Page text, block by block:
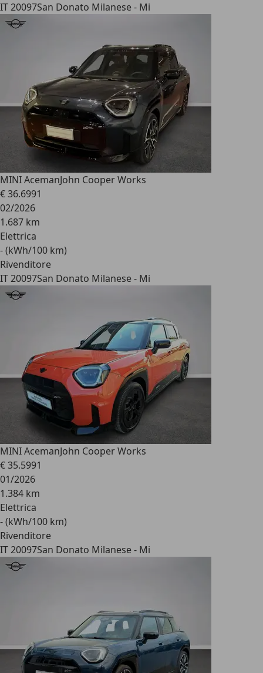
IT 20097San Donato Milanese - Mi
MINI AcemanJohn Cooper Works
€ 36.6991
02/2026
1.687 km
Elettrica
- (kWh/100 km)
Rivenditore
IT 20097San Donato Milanese - Mi
MINI AcemanJohn Cooper Works
€ 35.5991
01/2026
1.384 km
Elettrica
- (kWh/100 km)
Rivenditore
IT 20097San Donato Milanese - Mi